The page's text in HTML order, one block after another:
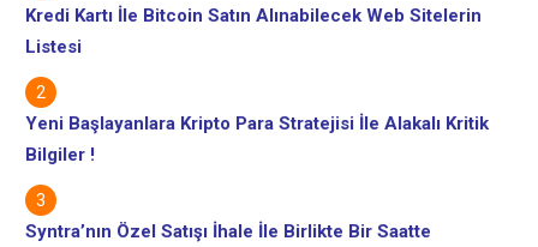
Kredi Kartı İle Bitcoin Satın Alınabilecek Web Sitelerin
Listesi
Yeni Başlayanlara Kripto Para Stratejisi İle Alakalı Kritik
Bilgiler !
Syntra’nın Özel Satışı İhale İle Birlikte Bir Saatte